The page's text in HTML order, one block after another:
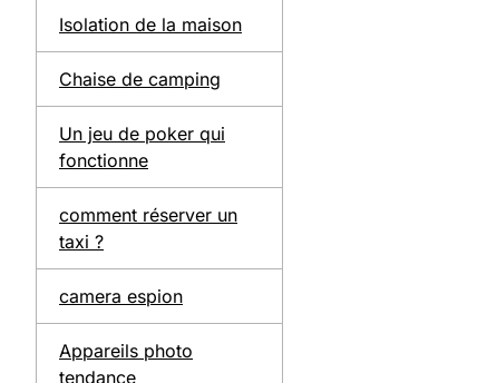
Isolation de la maison
Chaise de camping
Un jeu de poker qui
fonctionne
comment réserver un
taxi ?
camera espion
Appareils photo
tendance